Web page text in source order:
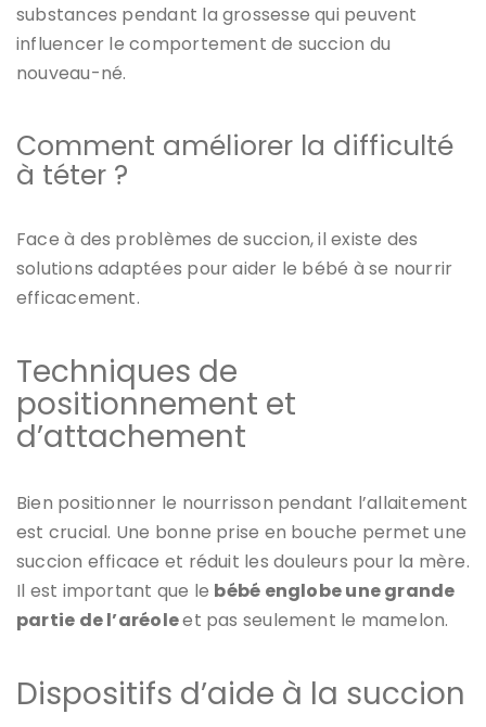
substances pendant la grossesse qui peuvent
influencer le comportement de succion du
nouveau-né.
Comment améliorer la difficulté
à téter ?
Face à des problèmes de succion, il existe des
solutions adaptées pour aider le bébé à se nourrir
efficacement.
Techniques de
positionnement et
d’attachement
Bien positionner le nourrisson pendant l’allaitement
est crucial. Une bonne prise en bouche permet une
succion efficace et réduit les douleurs pour la mère.
Il est important que le bébé englobe une grande
partie de l’aréoleet pas seulement le mamelon.
Dispositifs d’aide à la succion